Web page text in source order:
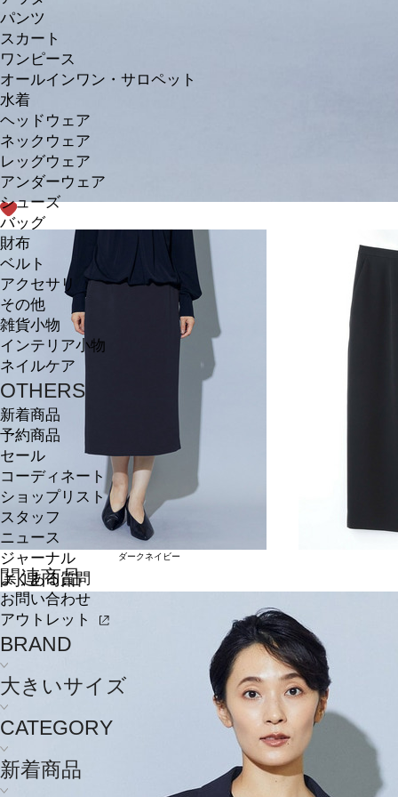
パンツ
スカート
ワンピース
オールインワン・サロペット
水着
ヘッドウェア
ネックウェア
レッグウェア
アンダーウェア
シューズ
バッグ
財布
ベルト
アクセサリ
その他
雑貨小物
インテリア小物
ネイルケア
OTHERS
新着商品
予約商品
セール
コーディネート
ショップリスト
スタッフ
ニュース
ジャーナル
よくある質問
お問い合わせ
アウトレット
BRAND
大きいサイズ
CATEGORY
新着商品
ダークネイビー
関連商品